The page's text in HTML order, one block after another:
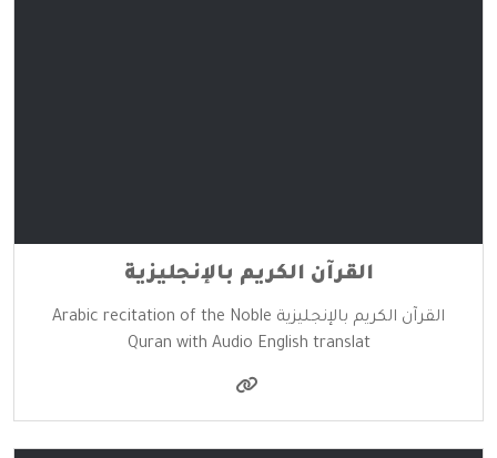
القرآن الكريم بالإنجليزية
القرآن الكريم بالإنجليزية Arabic recitation of the Noble
Quran with Audio English translat